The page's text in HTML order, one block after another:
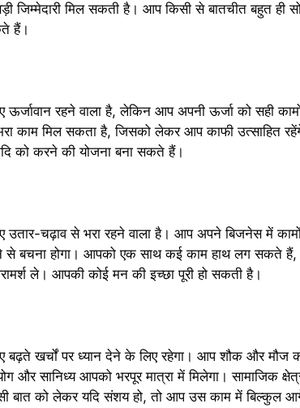
जिम्मेदारी मिल सकती है। आप किसी से बातचीत बहुत
हैं।
रहने वाला है, लेकिन आप अपनी ऊर्जा को सही
काम मिल सकता है, जिसको लेकर आप काफी उत्साहित
को करने की योजना बना सकते हैं।
चढ़ाव से भरा रहने वाला है। आप अपने बिजनेस में
से बचना होगा। आपको एक साथ कई काम हाथ लग सकते
ले। आपकी कोई मन की इच्छा पूरी हो सकती है।
खर्चों पर ध्यान देने के लिए रहेगा। आप शौक और मौज
और सानिध्य आपको भरपूर मात्रा में मिलेगा। सामाजिक
बात को लेकर यदि संशय हो, तो आप उस काम में बिल्कुल